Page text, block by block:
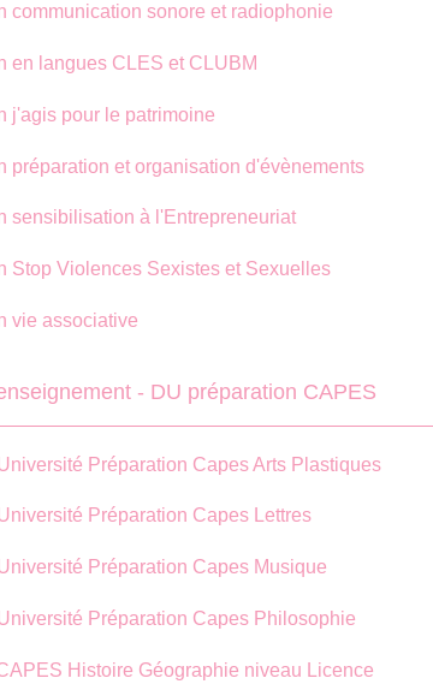
communication sonore et radiophonie
en langues CLES et CLUBM
j'agis pour le patrimoine
préparation et organisation d'évènements
sensibilisation à l'Entrepreneuriat
Stop Violences Sexistes et Sexuelles
vie associative
- DU préparation CAPES
Préparation Capes Arts Plastiques
Préparation Capes Lettres
Préparation Capes Musique
Préparation Capes Philosophie
Histoire Géographie niveau Licence